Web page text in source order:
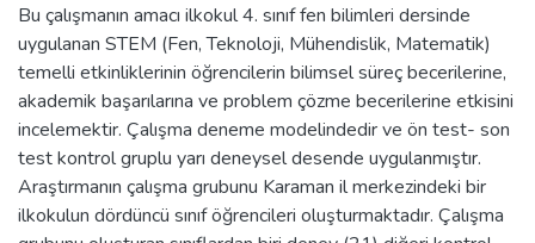
Bu çalışmanın amacı ilkokul 4. sınıf fen bilimleri dersinde
uygulanan STEM (Fen, Teknoloji, Mühendislik, Matematik)
temelli etkinliklerinin öğrencilerin bilimsel süreç becerilerine,
akademik başarılarına ve problem çözme becerilerine etkisini
incelemektir. Çalışma deneme modelindedir ve ön test- son
test kontrol gruplu yarı deneysel desende uygulanmıştır.
Araştırmanın çalışma grubunu Karaman il merkezindeki bir
ilkokulun dördüncü sınıf öğrencileri oluşturmaktadır. Çalışma